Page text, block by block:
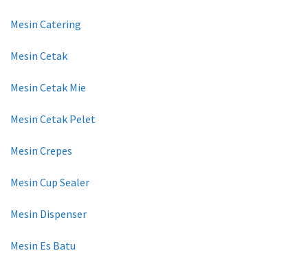
Mesin Catering
Mesin Cetak
Mesin Cetak Mie
Mesin Cetak Pelet
Mesin Crepes
Mesin Cup Sealer
Mesin Dispenser
Mesin Es Batu